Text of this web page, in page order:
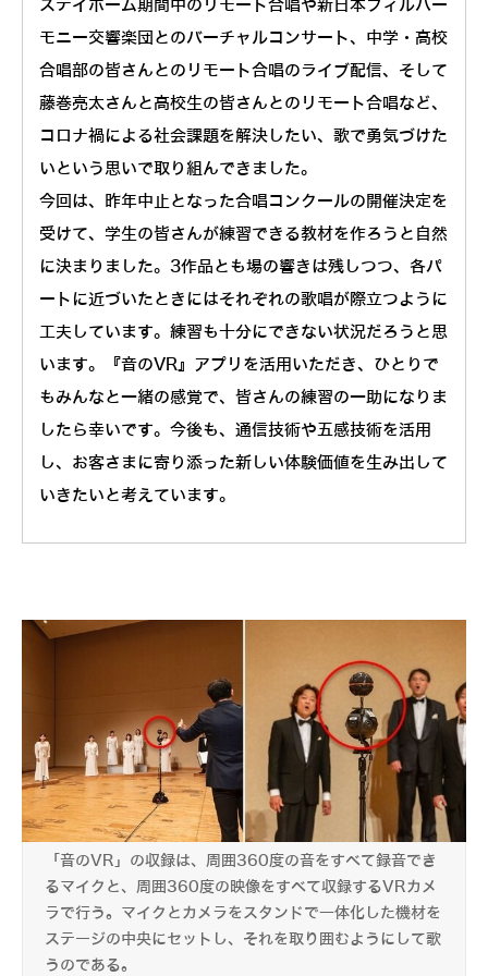
ステイホーム期間中のリモート合唱や新日本フィルハー
モニー交響楽団とのバーチャルコンサート、中学・高校
合唱部の皆さんとのリモート合唱のライブ配信、そして
藤巻亮太さんと高校生の皆さんとのリモート合唱など、
コロナ禍による社会課題を解決したい、歌で勇気づけた
いという思いで取り組んできました。
今回は、昨年中止となった合唱コンクールの開催決定を
受けて、学生の皆さんが練習できる教材を作ろうと自然
に決まりました。3作品とも場の響きは残しつつ、各パ
ートに近づいたときにはそれぞれの歌唱が際立つように
工夫しています。練習も十分にできない状況だろうと思
います。『音のVR』アプリを活用いただき、ひとりで
もみんなと一緒の感覚で、皆さんの練習の一助になりま
したら幸いです。今後も、通信技術や五感技術を活用
し、お客さまに寄り添った新しい体験価値を生み出して
いきたいと考えています。
「音のVR」の収録は、周囲360度の音をすべて録音でき
るマイクと、周囲360度の映像をすべて収録するVRカメ
ラで行う。マイクとカメラをスタンドで一体化した機材を
ステージの中央にセットし、それを取り囲むようにして歌
うのである。